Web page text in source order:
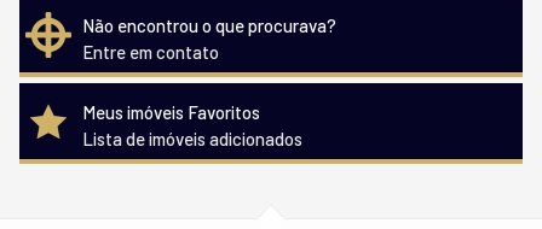
Não encontrou o que procurava?
Entre em contato
Meus imóveis Favoritos
Lista de imóveis adicionados